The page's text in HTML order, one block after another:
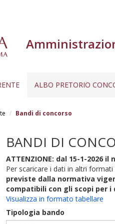
ALBO PRETORIO
Bandi di concorso
BANDI DI
ATTENZIONE: dal 15-1-2026
Per scaricare i dati in altri
previste dalla normativa
compatibili con gli scopi per
Visualizza in formato tabellare
Tipologia bando